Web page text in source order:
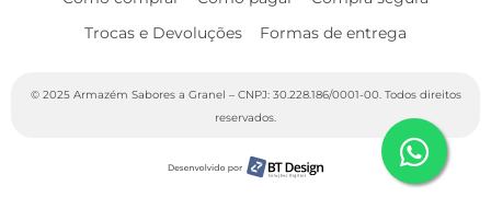
Trocas e Devoluções
Formas de entrega
© 2025 Armazém Sabores a Granel – CNPJ: 30.228.186/0001-00. Todos direitos
reservados.